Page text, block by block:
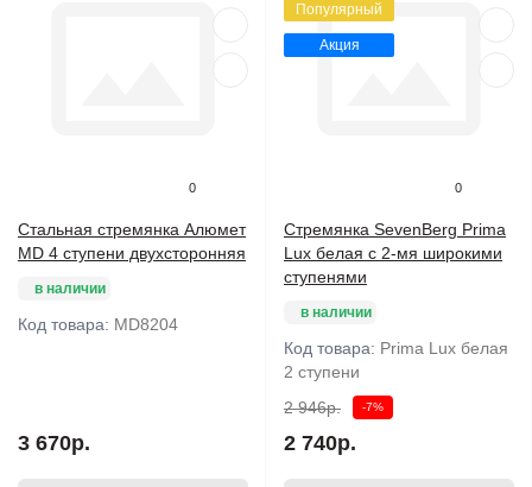
0
Стальная стремянка Алюмет
MD 4 ступени двухсторонняя
в наличии
Код товара: MD8204
3 670р.
Популярный
Акция
0
Стремянка SevenBerg Prima
Lux белая с 2-мя широкими
ступенями
в наличии
Код товара: Prima Lux белая
2 ступени
2 946р.
-7%
2 740р.